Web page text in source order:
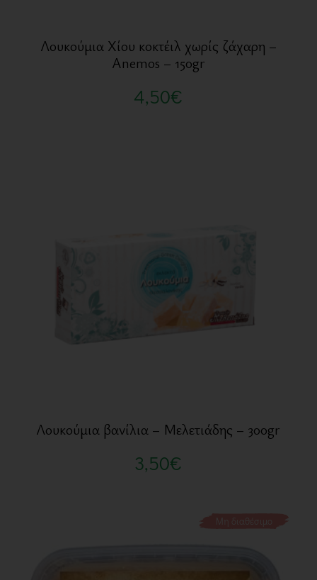
Λουκούμια Χίου κοκτέιλ χωρίς ζάχαρη –
Anemos – 150gr
4,50€
Λουκούμια βανίλια – Μελετιάδης – 300gr
3,50€
Μη διαθέσιμο